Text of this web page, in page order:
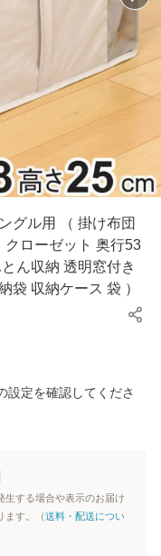
グル用 （ 掛け布団
クローゼット 奥行53
ん収納 透明窓付き
袋 収納ケース 袋 ）
設定を確認してくださ
する場合や表示のお届け
ます。（送料・配送につい